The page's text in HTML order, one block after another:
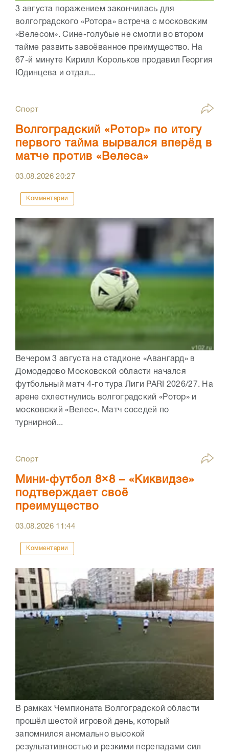
3 августа поражением закончилась для
волгоградского «Ротора» встреча с московским
«Велесом». Сине-голубые не смогли во втором
тайме развить завоёванное преимущество. На
67-й минуте Кирилл Корольков продавил Георгия
Юдинцева и отдал...
Спорт
Волгоградский «Ротор» по итогу
первого тайма вырвался вперёд в
матче против «Велеса»
03.08.202620:27
Комментарии
Вечером 3 августа на стадионе «Авангард» в
Домодедово Московской области начался
футбольный матч 4-го тура Лиги PARI 2026/27. На
арене схлестнулись волгоградский «Ротор» и
московский «Велес». Матч соседей по
турнирной...
Спорт
Мини‑футбол 8×8 – «Киквидзе»
подтверждает своё
преимущество
03.08.2026 11:44
Комментарии
В рамках Чемпионата Волгоградской области
прошёл шестой игровой день, который
запомнился аномально высокой
результативностью и резкими перепадами сил